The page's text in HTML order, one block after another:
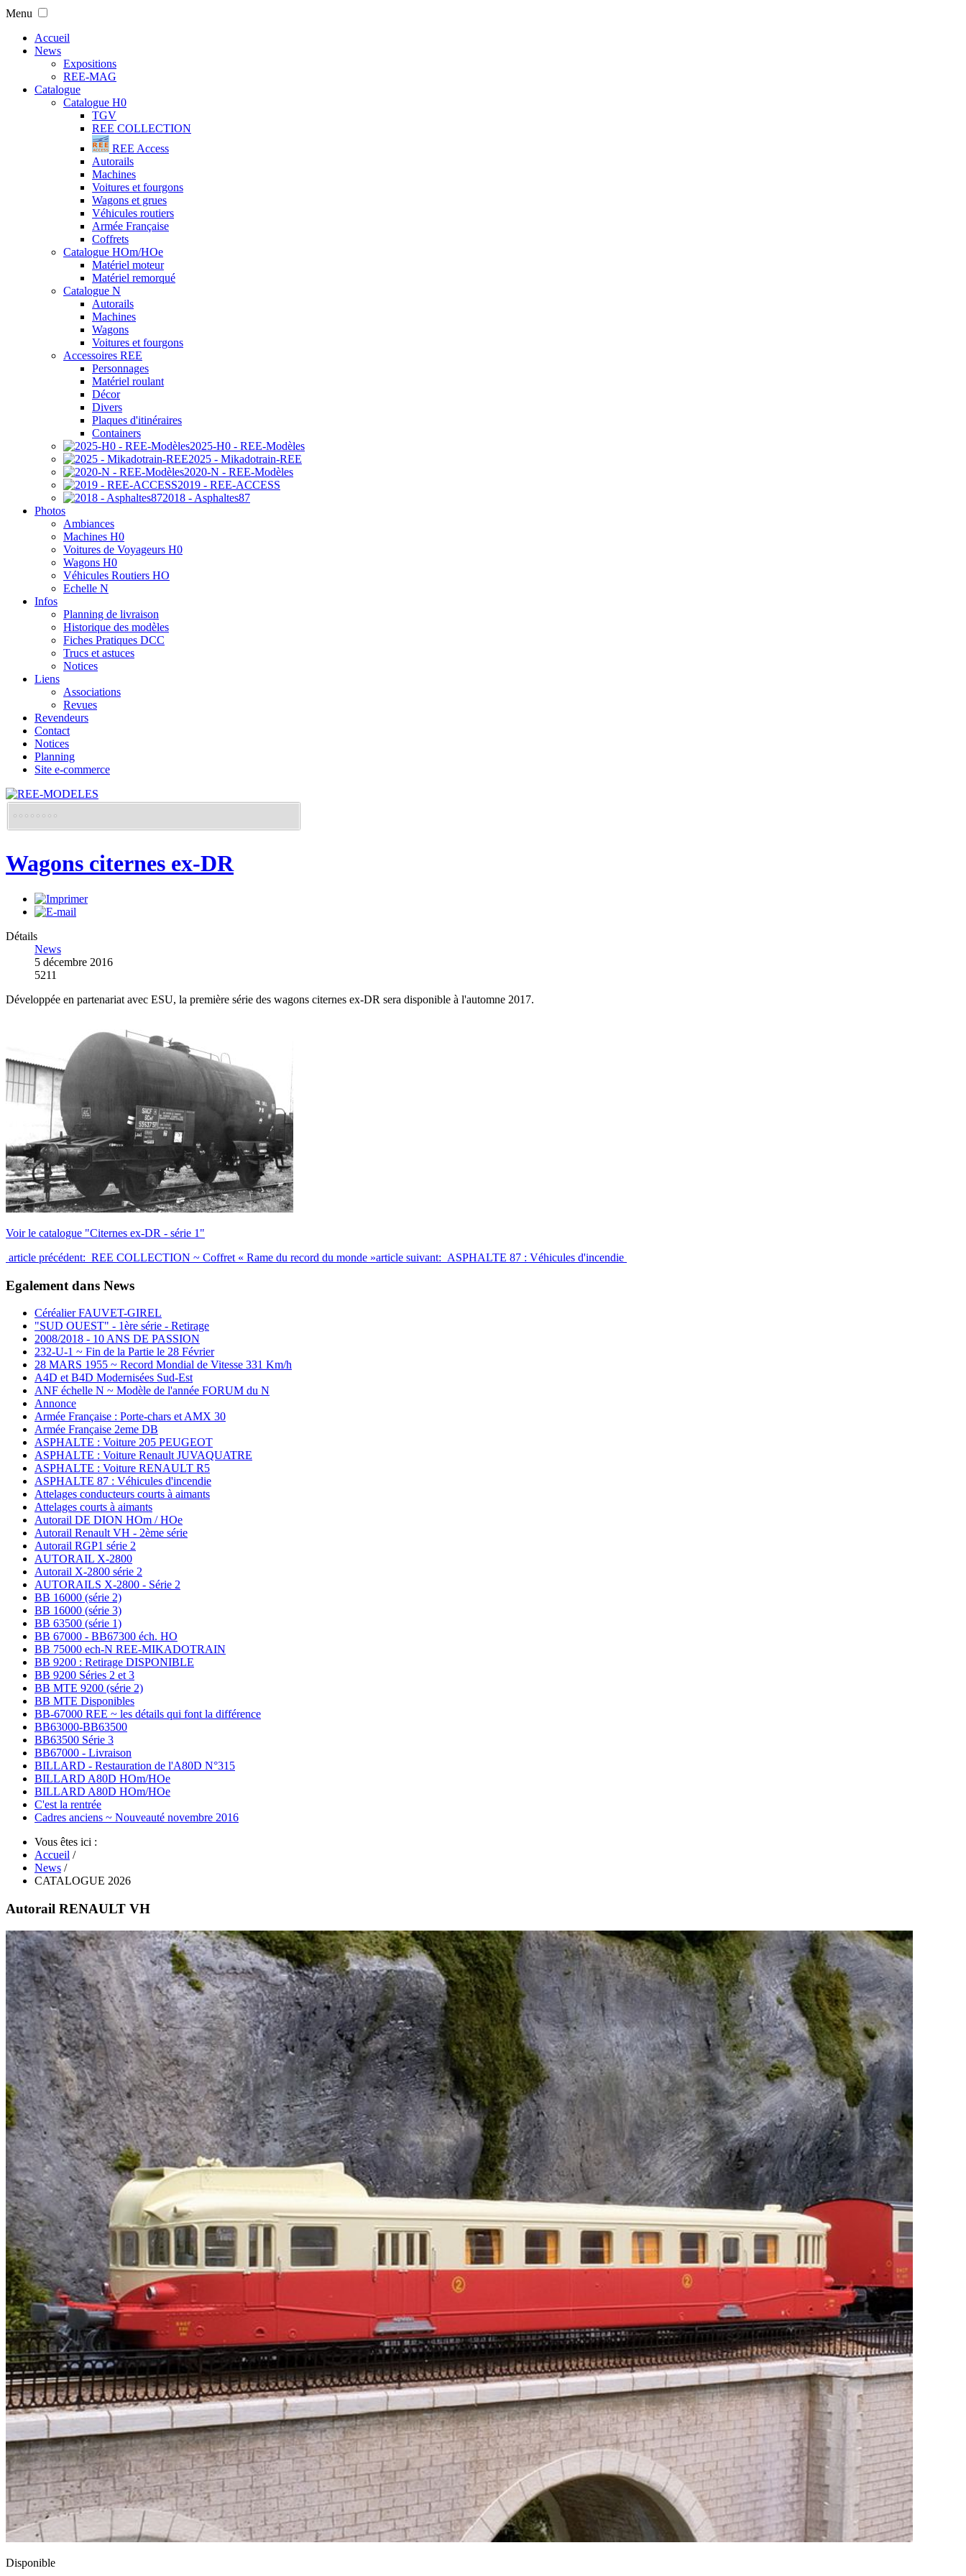
Menu
Accueil
News
Expositions
REE-MAG
Catalogue
Catalogue H0
TGV
REE COLLECTION
REE Access
Autorails
Machines
Voitures et fourgons
Wagons et grues
Véhicules routiers
Armée Française
Coffrets
Catalogue HOm/HOe
Matériel moteur
Matériel remorqué
Catalogue N
Autorails
Machines
Wagons
Voitures et fourgons
Accessoires REE
Personnages
Matériel roulant
Décor
Divers
Plaques d'itinéraires
Containers
2025-H0 - REE-Modèles
2025 - Mikadotrain-REE
2020-N - REE-Modèles
2019 - REE-ACCESS
2018 - Asphaltes87
Photos
Ambiances
Machines H0
Voitures de Voyageurs H0
Wagons H0
Véhicules Routiers HO
Echelle N
Infos
Planning de livraison
Historique des modèles
Fiches Pratiques DCC
Trucs et astuces
Notices
Liens
Associations
Revues
Revendeurs
Contact
Notices
Planning
Site e-commerce
Wagons citernes ex-DR
Détails
News
5 décembre 2016
5211
Développée en partenariat avec ESU, la première série des wagons citernes ex-DR sera disponible à l'automne 2017.
Voir le catalogue "Citernes ex-DR - série 1"
article précédent: REE COLLECTION ~ Coffret « Rame du record du monde »article suivant: ASPHALTE 87 : Véhicules d'incendie
Egalement dans News
Céréalier FAUVET-GIREL
"SUD OUEST" - 1ère série - Retirage
2008/2018 - 10 ANS DE PASSION
232-U-1 ~ Fin de la Partie le 28 Février
28 MARS 1955 ~ Record Mondial de Vitesse 331 Km/h
A4D et B4D Modernisées Sud-Est
ANF échelle N ~ Modèle de l'année FORUM du N
Annonce
Armée Française : Porte-chars et AMX 30
Armée Française 2eme DB
ASPHALTE : Voiture 205 PEUGEOT
ASPHALTE : Voiture Renault JUVAQUATRE
ASPHALTE : Voiture RENAULT R5
ASPHALTE 87 : Véhicules d'incendie
Attelages conducteurs courts à aimants
Attelages courts à aimants
Autorail DE DION HOm / HOe
Autorail Renault VH - 2ème série
Autorail RGP1 série 2
AUTORAIL X-2800
Autorail X-2800 série 2
AUTORAILS X-2800 - Série 2
BB 16000 (série 2)
BB 16000 (série 3)
BB 63500 (série 1)
BB 67000 - BB67300 éch. HO
BB 75000 ech-N REE-MIKADOTRAIN
BB 9200 : Retirage DISPONIBLE
BB 9200 Séries 2 et 3
BB MTE 9200 (série 2)
BB MTE Disponibles
BB-67000 REE ~ les détails qui font la différence
BB63000-BB63500
BB63500 Série 3
BB67000 - Livraison
BILLARD - Restauration de l'A80D N°315
BILLARD A80D HOm/HOe
BILLARD A80D HOm/HOe
C'est la rentrée
Cadres anciens ~ Nouveauté novembre 2016
Vous êtes ici :
Accueil /
News /
CATALOGUE 2026
Autorail RENAULT VH
Disponible